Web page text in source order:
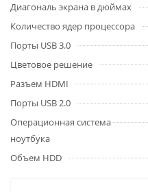
Диагональ экрана в дюймах
Количество ядер процессора
Порты USB 3.0
Цветовое решение
Разъем HDMI
Порты USB 2.0
Операционная система
ноутбука
Объем HDD